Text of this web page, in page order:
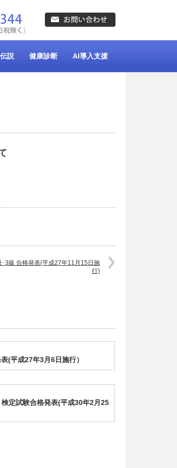
説 健康診断 AI導入支援
3級 合格発表(平成27年11月15日施
行)
(平成27年3月6日施行）
定試験合格発表(平成30年2月25